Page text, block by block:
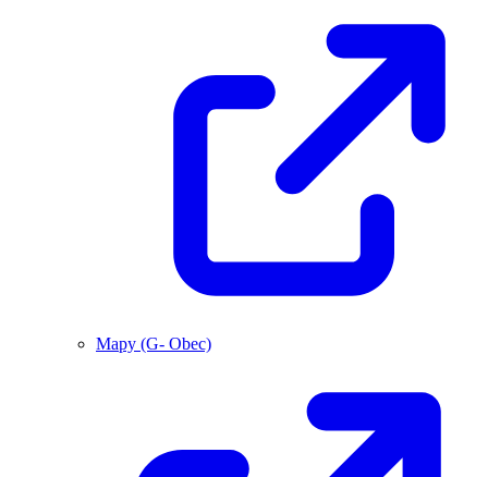
Mapy (G- Obec)